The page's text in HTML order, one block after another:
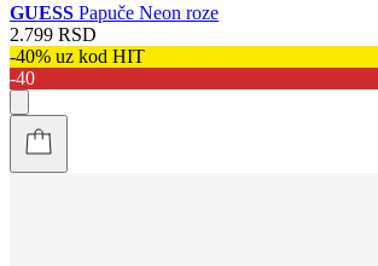
GUESS Papuče Neon roze
2.799 RSD
-40% uz kod HIT
-40